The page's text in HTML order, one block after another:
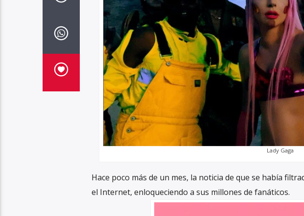
Lady Gaga
Hace poco más de un mes, la noticia de que se había
el Internet, enloqueciendo a sus millones de fanáticos.